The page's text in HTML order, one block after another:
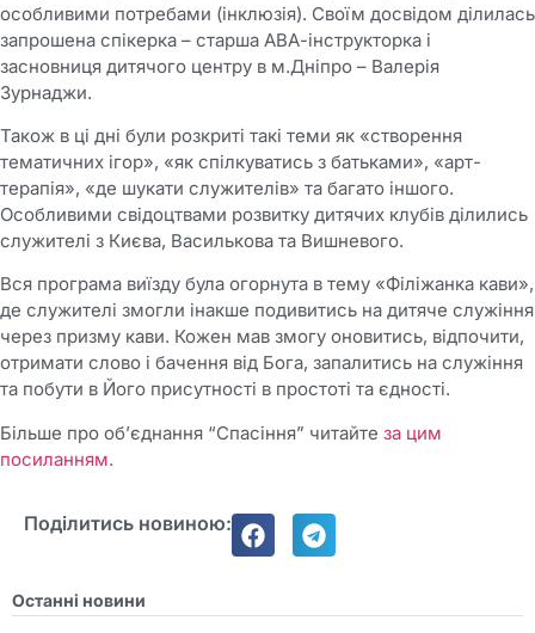
особливими потребами (інклюзія). Своїм досвідом ділилась
запрошена спікерка – старша АВА-інструкторка і
засновниця дитячого центру в м.Дніпро – Валерія
Зурнаджи.
Також в ці дні були розкриті такі теми як «створення
тематичних ігор», «як спілкуватись з батьками», «арт-
терапія», «де шукати служителів» та багато іншого.
Особливими свідоцтвами розвитку дитячих клубів ділились
служителі з Києва, Василькова та Вишневого.
Вся програма виїзду була огорнута в тему «Філіжанка кави»,
де служителі змогли інакше подивитись на дитяче служіння
через призму кави. Кожен мав змогу оновитись, відпочити,
отримати слово і бачення від Бога, запалитись на служіння
та побути в Його присутності в простоті та єдності.
Більше про об’єднання “Спасіння” читайте за цим
посиланням.
Поділитись новиною:
Останні новини